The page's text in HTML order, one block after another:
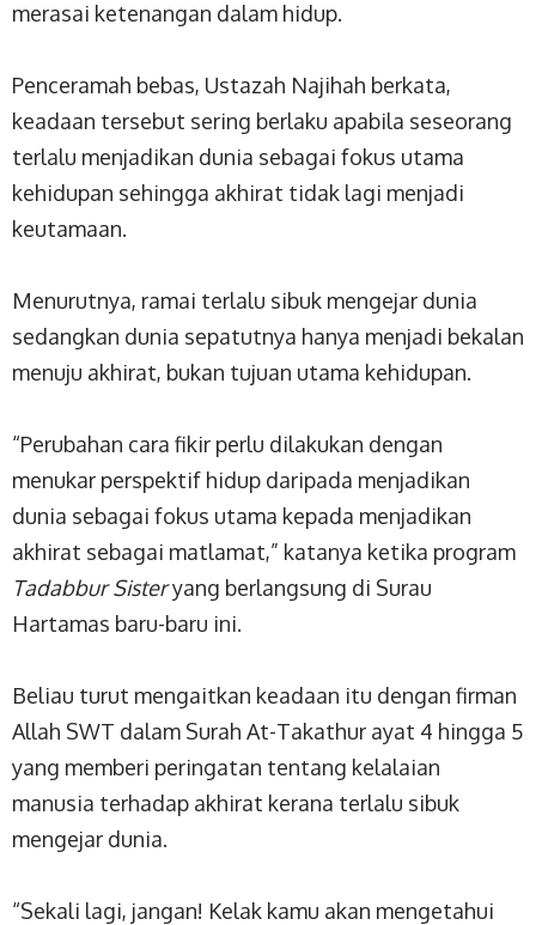
merasai ketenangan dalam hidup.
Penceramah bebas, Ustazah Najihah berkata,
keadaan tersebut sering berlaku apabila seseorang
terlalu menjadikan dunia sebagai fokus utama
kehidupan sehingga akhirat tidak lagi menjadi
keutamaan.
Menurutnya, ramai terlalu sibuk mengejar dunia
sedangkan dunia sepatutnya hanya menjadi bekalan
menuju akhirat, bukan tujuan utama kehidupan.
“Perubahan cara fikir perlu dilakukan dengan
menukar perspektif hidup daripada menjadikan
dunia sebagai fokus utama kepada menjadikan
akhirat sebagai matlamat,” katanya ketika program
Tadabbur Sisteryang berlangsung di Surau
Hartamas baru-baru ini.
Beliau turut mengaitkan keadaan itu dengan firman
Allah SWT dalam Surah At-Takathur ayat 4 hingga 5
yang memberi peringatan tentang kelalaian
manusia terhadap akhirat kerana terlalu sibuk
mengejar dunia.
“Sekali lagi, jangan! Kelak kamu akan mengetahui